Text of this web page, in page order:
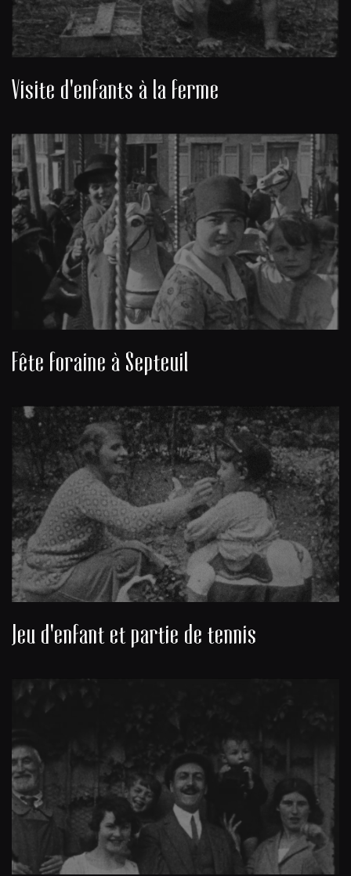
Visite d'enfants à la ferme
Fête foraine à Septeuil
Jeu d'enfant et partie de tennis